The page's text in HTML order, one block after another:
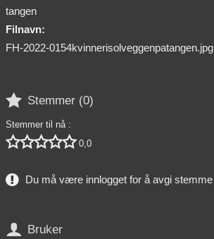
tangen
Filnavn:
FH-2022-0154kvinnerisolveggenpatangen.jpg
 Stemmer (0)
Stemmer til nå :
 0,0
Du må være innlogget for å avgi stemme
 Bruker